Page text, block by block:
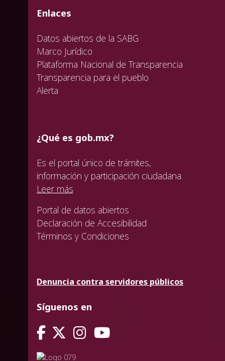
valida
valida
valida
Enlaces
Datos abiertos de la SABG
Marco Jurídico
Plataforma Nacional de Transparencia
Transparencia para el pueblo
Alerta
¿Qué es gob.mx?
Es el portal único de trámites,
información y participación ciudadana.
Leer más
Portal de datos abiertos
Declaración de Accesibilidad
Términos y Condiciones
Denuncia contra servidores públicos
Síguenos en